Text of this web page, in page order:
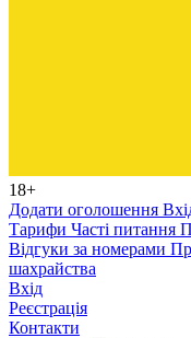
18+
Додати оголошення
Тарифи Часті питання
Відгуки за номерами
шахрайства
Вхід
Реєстрація
Контакти